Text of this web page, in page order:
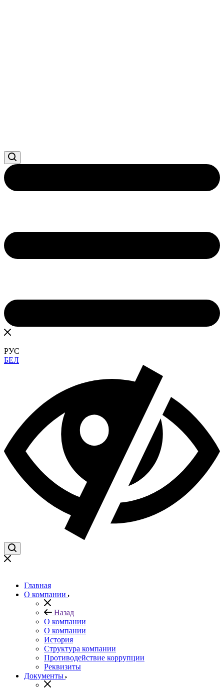
РУС
БЕЛ
Главная
О компании
Назад
О компании
О компании
История
Структура компании
Противодействие коррупции
Реквизиты
Документы